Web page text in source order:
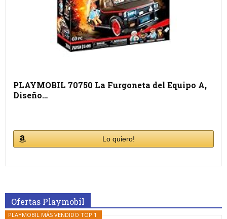
PLAYMOBIL 70750 La Furgoneta del Equipo A,
Diseño…
Lo quiero!
Ofertas Playmobil
PLAYMOBIL MÁS VENDIDO TOP 1